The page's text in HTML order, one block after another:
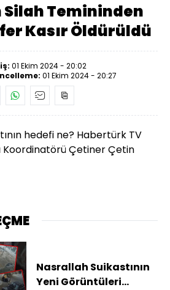
Silah Temininden
Kasır Öldürüldü
01 Ekim 2024 - 20:02
01 Ekim 2024 - 20:27
hedefi ne? Habertürk TV
Koordinatörü Çetiner Çetin
Nasrallah Suikastının
Yeni Görüntüleri